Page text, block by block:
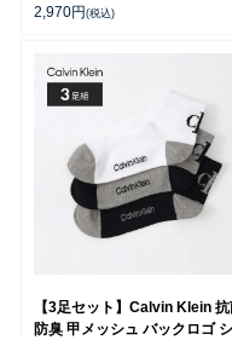
ス キッズ 94821200
2,970円(税込)
【3足セット】Calvin Klein
防臭 甲メッシュ バックロゴ